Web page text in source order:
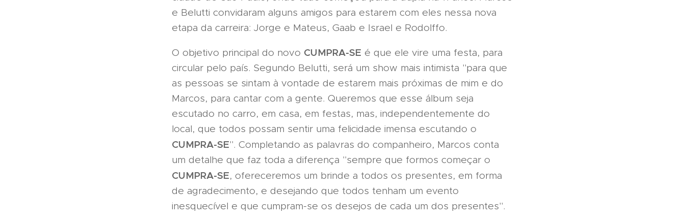
e Belutti convidaram alguns amigos para estarem com eles nessa nova
etapa da carreira: Jorge e Mateus, Gaab e Israel e Rodolffo.
O objetivo principal do novo CUMPRA-SE é que ele vire uma festa, para
circular pelo país. Segundo Belutti, será um show mais intimista "para que
as pessoas se sintam à vontade de estarem mais próximas de mim e do
Marcos, para cantar com a gente. Queremos que esse álbum seja
escutado no carro, em casa, em festas, mas, independentemente do
local, que todos possam sentir uma felicidade imensa escutando o
CUMPRA-SE". Completando as palavras do companheiro, Marcos conta
um detalhe que faz toda a diferença "sempre que formos começar o
CUMPRA-SE, ofereceremos um brinde a todos os presentes, em forma
de agradecimento, e desejando que todos tenham um evento
inesquecível e que cumpram-se os desejos de cada um dos presentes".